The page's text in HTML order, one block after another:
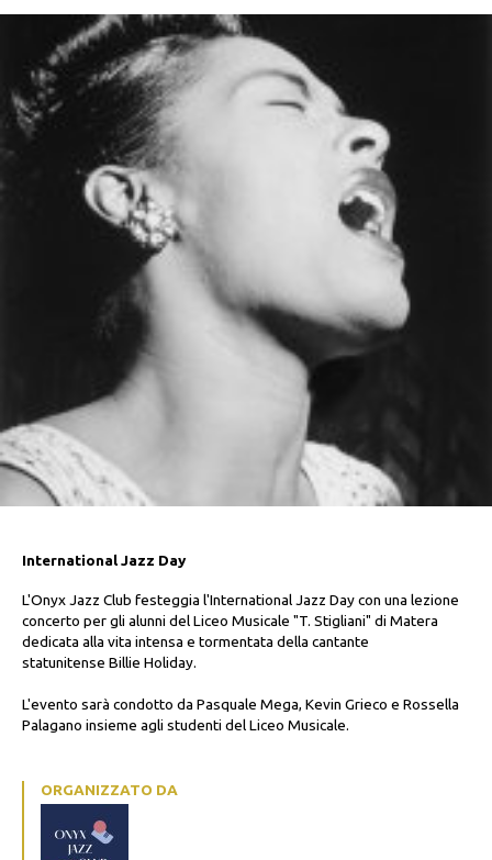
International Jazz Day
L'Onyx Jazz Club festeggia l'International Jazz Day con una lezione
concerto per gli alunni del Liceo Musicale "T. Stigliani" di Matera
dedicata alla vita intensa e tormentata della cantante
statunitense Billie Holiday.
L'evento sarà condotto da Pasquale Mega, Kevin Grieco e Rossella
Palagano insieme agli studenti del Liceo Musicale.
ORGANIZZATO DA